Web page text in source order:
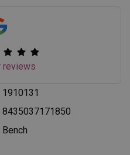
reviews
1910131
8435037171850
Bench